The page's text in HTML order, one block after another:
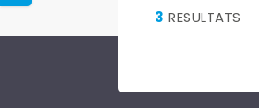
3 RESULTATS